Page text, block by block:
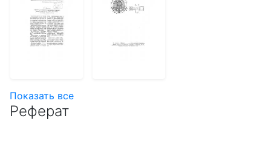
Показать все
Реферат